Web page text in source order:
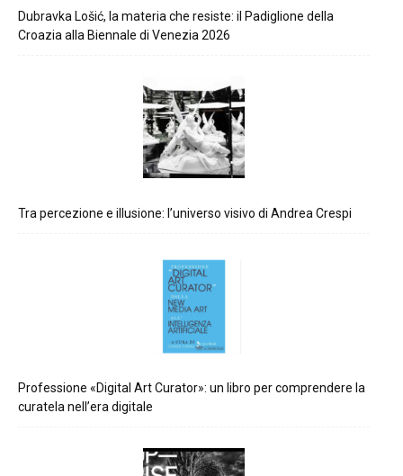
Dubravka Lošić, la materia che resiste: il Padiglione della
Croazia alla Biennale di Venezia 2026
Tra percezione e illusione: l’universo visivo di Andrea Crespi
Professione «Digital Art Curator»: un libro per comprendere la
curatela nell’era digitale